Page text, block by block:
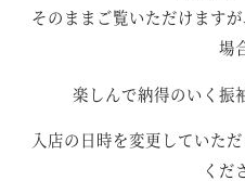
そのままご覧いただけます
場
楽しんで納得のいく振
入店の日時を変更していた
くだ